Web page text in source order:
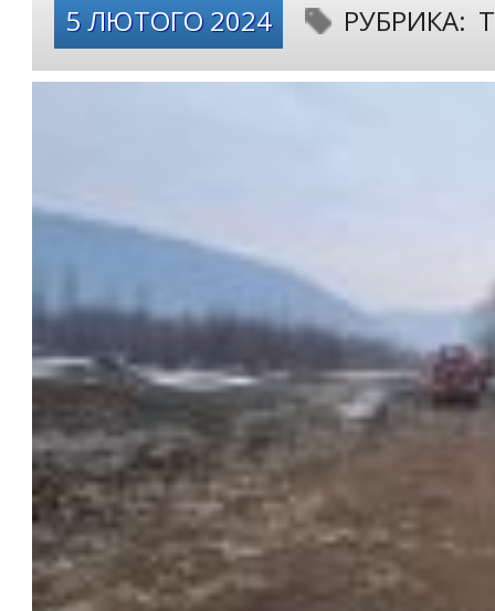
5 ЛЮТОГО 2024 РУБРИКА: